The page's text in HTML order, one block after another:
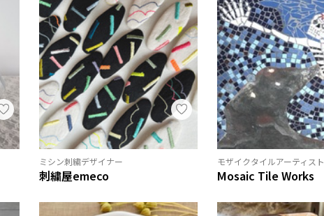
ミシン刺繍デザイナー
刺繍屋emeco
モザイクタイルアーティスト
Mosaic Tile Works